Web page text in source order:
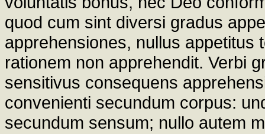
quod cum sint diversi gradus
apprehensiones, nullus appetitus
rationem non apprehendit. Verbi
sensitivus consequens
convenienti secundum corpus:
secundum sensum; nullo autem